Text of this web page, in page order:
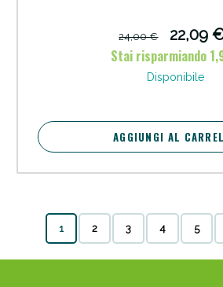
24,00 €
22,09
Stai risparmiando
Disponibile
AGGIUNGI AL
1 2 3 4 5